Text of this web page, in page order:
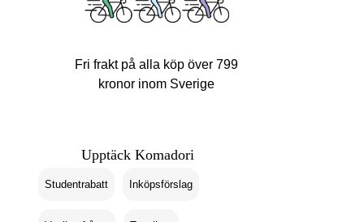
Fri frakt på alla köp över 799
kronor inom Sverige
Upptäck Komadori
Studentrabatt Inköpsförslag